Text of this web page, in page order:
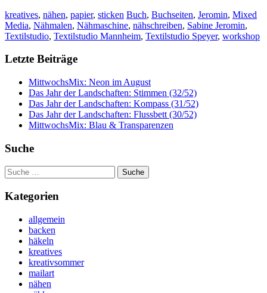
kreatives, nähen, papier, sticken Buch, Buchseiten, Jeromin, Mixed
Media, Nähmalen, Nähmaschine, nähschreiben, Sabine Jeromin,
Textilstudio, Textilstudio Mannheim, Textilstudio Speyer, workshop
Letzte Beiträge
MittwochsMix: Neon im August
Das Jahr der Landschaften: Stimmen (32/52)
Das Jahr der Landschaften: Kompass (31/52)
Das Jahr der Landschaften: Flussbett (30/52)
MittwochsMix: Blau & Transparenzen
Suche
Suche
nach:
Kategorien
allgemein
backen
häkeln
kreatives
kreativsommer
mailart
nähen